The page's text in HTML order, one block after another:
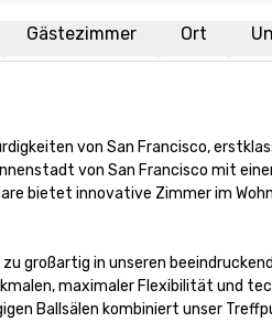
Gästezimmer Ort
von San Francisco,
von San Francisco mit
bietet innovative Zimmer im
großartig in unseren
maximaler Flexibilität und
Ballsälen kombiniert unser